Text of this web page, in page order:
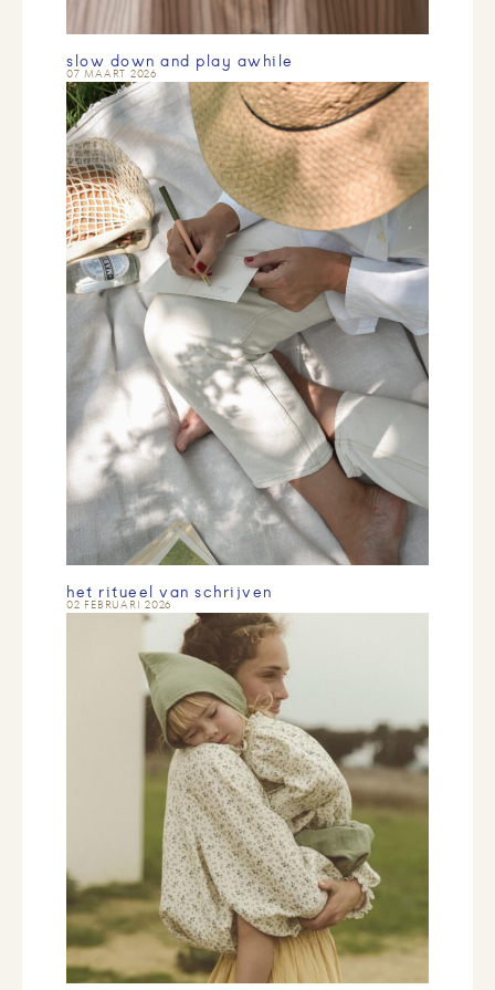
slow down and play awhile
07 MAART 2026
het ritueel van schrijven
02 FEBRUARI 2026